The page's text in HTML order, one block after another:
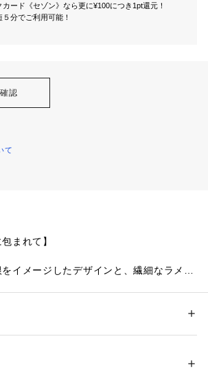
ード《セゾン》なら更に¥100につき1pt還元！
分でご利用可能！
認
て
まれて】
イメージしたデザインと、繊細なラメ糸
らふわふわと舞い落ちたような羽根のア
きを美しく引き立てます。色使いもエレ
ラーでまとめた、毎日にそっと寄り添って
イロン・ポリウレタン
）